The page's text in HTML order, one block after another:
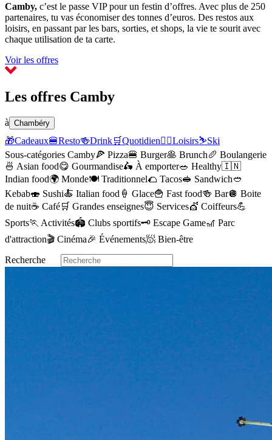
Camby, c’est le passe VIP pour un festin d’offres. Avec plus de 250
partenaires, tu vas économiser des tonnes d’euros. Des restos aux
loisirs, en passant par les bars, sorties, et shops, la vie te sourit avec
chaque utilisation de ta carte.
Voir les offres
Les offres Camby
à Chambéry
🎁Cadeaux🍔Resto🍻Drink🛒Quotidien🏃‍♂️Loisirs⛷️Ski
Sous-catégories Camby🍕 Pizza🍔 Burger🥞 Brunch🥖 Boulangerie
🍜 Asian food😋 Gourmandise🛵 À emporter🥗 Healthy🇮🇳
Indian food🌍 Monde🍽️ Traditionnel🌮 Tacos🥪 Sandwich🥙
Kebab🍣 Sushi🍝 Italian food 🍦 Glace🍟 Fast food🍻 Bar🪩 Boite
de nuit☕️ Café🛒 Grandes enseignes😇 Services💇 Coiffeurs💪
Sports🏃 Activités🏟️ Clubs sportifs🗝️ Escape Game🎢 Parc
d'attraction🎬 Cinéma🎉 Événements🧖 Bien-être
Recherche